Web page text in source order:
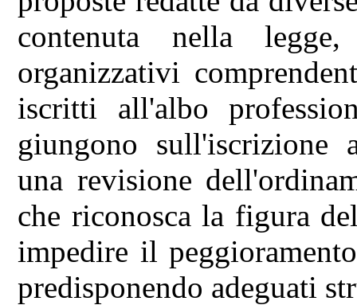
contenuta nella
organizzativi
iscritti all'albo
giungono sull'iscrizione
una revisione
che riconosca la figura
impedire il
predisponendo adeguati